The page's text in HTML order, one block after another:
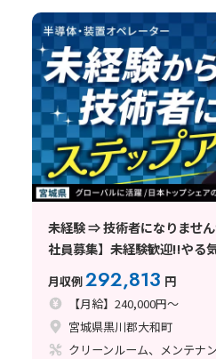
未経験 ⇒ 技術者になりませ
社員募集】未経験歓迎!!やる
夫!!＜宮城県大和町＞
月収例292,813 円
【月給】240,000円～
宮城県黒川郡大和町
クリーンルーム、メンテナ